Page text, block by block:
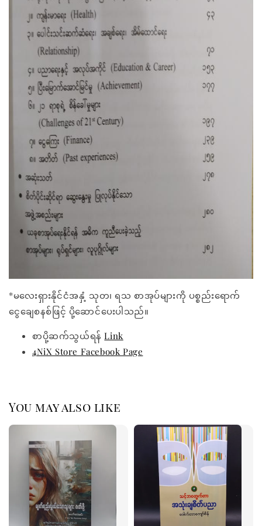
*မလေးရှားနိုင်ငံအနှံ့ သုတ၊ ရသ စာအုပ်များကို ပစ္စည်းရောက်
ငွေချေစနစ်ဖြင့် ပို့ဆောင်ပေးပါသည်။
စာပို့ဆက်သွယ်ရန်Link
4NiX Store Facebook Page
You may also like